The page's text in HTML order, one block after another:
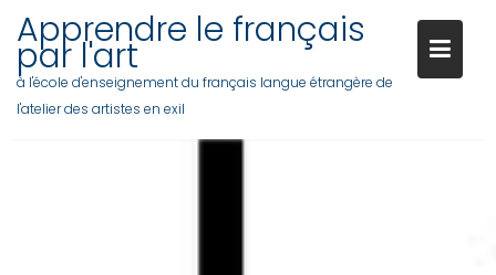
Apprendre le français
par l'art
à l'école d'enseignement du français langue étrangère de
l'atelier des artistes en exil